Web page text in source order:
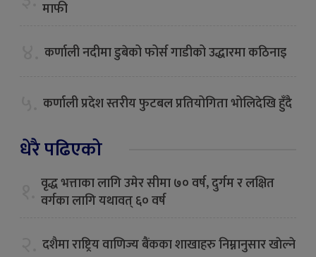
माफी
कर्णाली नदीमा डुबेको फोर्स गाडीको उद्धारमा कठिनाइ
कर्णाली प्रदेश स्तरीय फुटबल प्रतियोगिता भोलिदेखि हुँदै
धेरै पढिएको
वृद्ध भत्ताका लागि उमेर सीमा ७० वर्ष, दुर्गम र लक्षित
वर्गका लागि यथावत् ६० वर्ष
दशैमा राष्ट्रिय वाणिज्य बैंकका शाखाहरु निम्नानुसार खाेल्ने